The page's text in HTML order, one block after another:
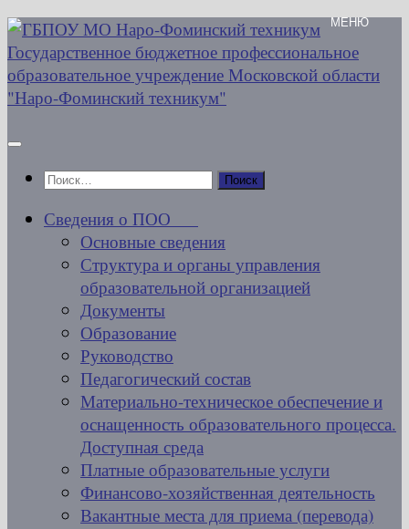
Перейти
к
содержимому
Найти:
Сведения о ПОО
Основные сведения
Структура и органы управления
образовательной организацией
Документы
Образование
Руководство
Педагогический состав
Материально-техническое обеспечение и
оснащенность образовательного процесса.
Доступная среда
Платные образовательные услуги
Финансово-хозяйственная деятельность
Вакантные места для приема (перевода)